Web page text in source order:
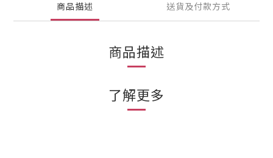
商品描述 送貨及付款方式
商品描述
了解更多